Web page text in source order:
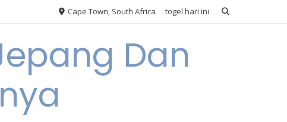
Cape Town, South Africa togel hari ini
Dan